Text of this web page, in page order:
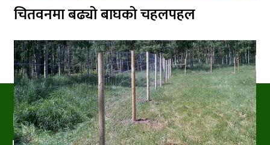
चितवनमा बढ्यो बाघको चहलपहल
PRAKRITIPRESS